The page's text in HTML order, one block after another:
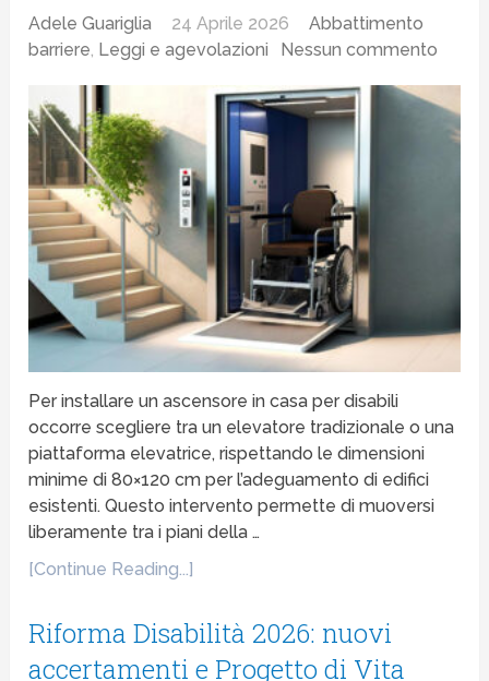
Adele Guariglia 24 Aprile 2026
Abbattimento
barriere, Leggi e agevolazioni Nessun commento
Per installare un ascensore in casa per disabili
occorre scegliere tra un elevatore tradizionale o una
piattaforma elevatrice, rispettando le dimensioni
minime di 80×120 cm per l’adeguamento di edifici
esistenti. Questo intervento permette di muoversi
liberamente tra i piani della …
[Continue Reading...]
Riforma Disabilità 2026: nuovi
accertamenti e Progetto di Vita